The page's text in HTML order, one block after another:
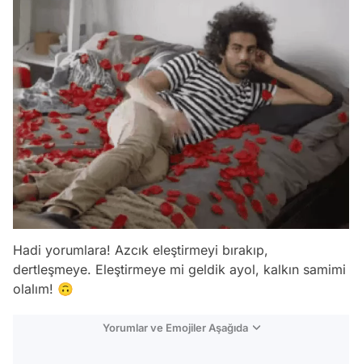
Hadi yorumlara! Azcık eleştirmeyi bırakıp,
dertleşmeye. Eleştirmeye mi geldik ayol, kalkın samimi
olalım! 🙃
Yorumlar ve Emojiler Aşağıda